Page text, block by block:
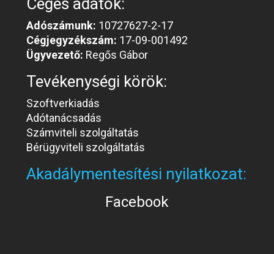
Céges adatok:
Adószámunk: 10727627-2-17
Cégjegyzékszám: 17-09-001492
Ügyvezető: Regős Gábor
Tevékenységi körök:
Szoftverkiadás
Adótanácsadás
Számviteli szolgáltatás
Bérügyviteli szolgáltatás
Akadálymentesítési nyilatkozat:
Facebook